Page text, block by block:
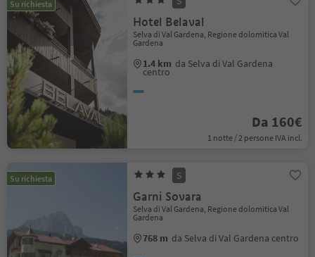
Su richiesta
Hotel Belaval
Selva di Val Gardena, Regione dolomitica Val
Gardena
1.4 km da Selva di Val Gardena
centro
Da 160€
1 notte / 2 persone IVA incl.
Su richiesta S
Garni Sovara
Selva di Val Gardena, Regione dolomitica Val
Gardena
768 m da Selva di Val Gardena centro